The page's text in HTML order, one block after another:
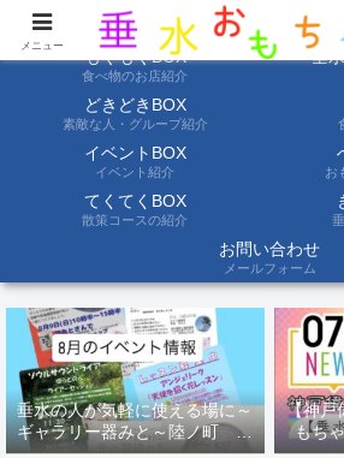
ようこそ垂水おもちゃ箱へ。垂水の情報を自分た
もぐもぐBOX
食べ物のお店紹介
垂
どきどきBOX
素敵な人・グループ紹介
イベントBOX
イベント紹介 お
てくてくBOX
散策コースの紹介
お問い合わせ
メールフォーム
垂水の人が気軽に使える場に～
ギャラリー器みと～陸ノ町 ８
月のイベント情報
【神戸
もち
ア！？
メニュー